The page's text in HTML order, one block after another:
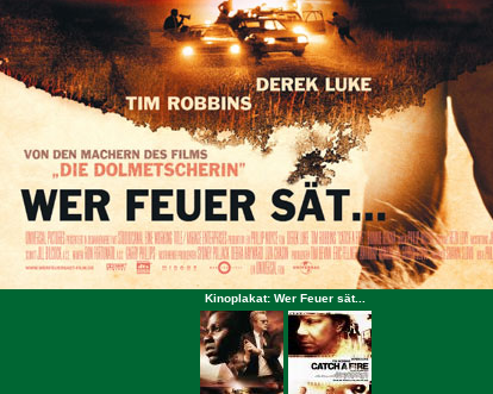
Kinoplakat: Wer Feuer sät...